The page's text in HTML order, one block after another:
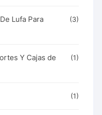
Lufa Para
(3)
Y Cajas de
(1)
(1)